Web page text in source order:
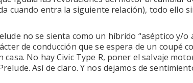
cuando entra la siguiente relación), todo ello
no se sienta como un híbrido “aséptico y/o
de conducción que se espera de un coupé
No hay Civic Type R, poner el salvaje
Así de claro. Y nos dejamos de